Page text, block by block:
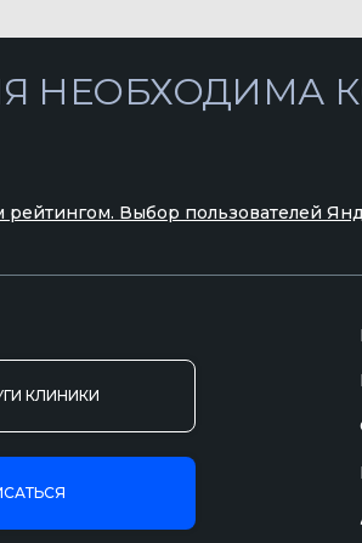
Выбор пользователей
КЛИНИКИ
медицинскими показаниями после